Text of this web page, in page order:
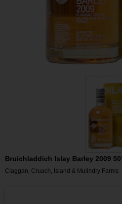
Bruichladdich Islay Barley 2009
Claggan, Cruach, Island & Mulindry Farms